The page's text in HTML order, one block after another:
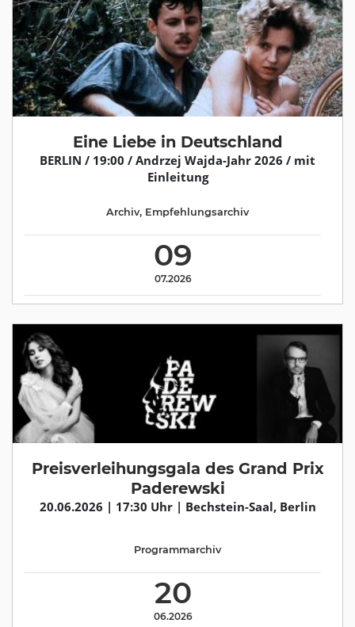
Eine Liebe in Deutschland
BERLIN / 19:00 / Andrzej Wajda-Jahr 2026 / mit
Einleitung
09
07.2026
Archiv, Empfehlungsarchiv
Preisverleihungsgala des Grand Prix
Paderewski
20.06.2026 | 17:30 Uhr | Bechstein-Saal, Berlin
20
06.2026
Programmarchiv